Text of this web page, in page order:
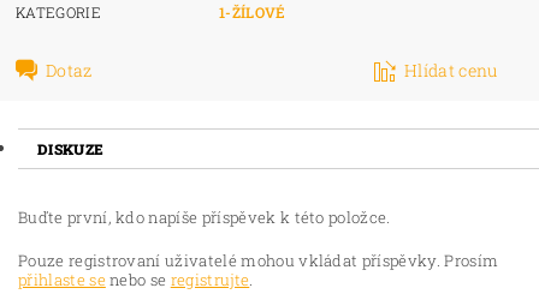
KATEGORIE
1-ŽÍLOVÉ
Dotaz Hlídat cenu
DISKUZE
Buďte první, kdo napíše příspěvek k této položce.
Pouze registrovaní uživatelé mohou vkládat příspěvky. Prosím
přihlaste senebo se registrujte.